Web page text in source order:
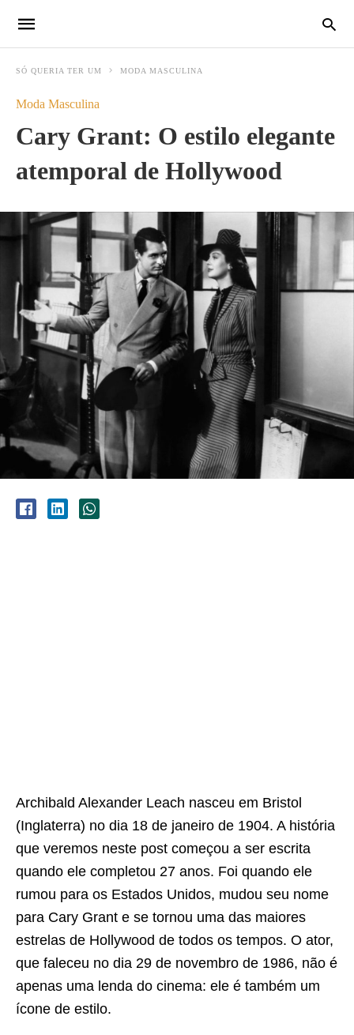
SÓ QUERIA TER UM MODA MASCULINA
Moda Masculina
Cary Grant: O estilo elegante
atemporal de Hollywood
Archibald Alexander Leach nasceu em Bristol
(Inglaterra) no dia 18 de janeiro de 1904. A história
que veremos neste post começou a ser escrita
quando ele completou 27 anos. Foi quando ele
rumou para os Estados Unidos, mudou seu nome
para Cary Grant e se tornou uma das maiores
estrelas de Hollywood de todos os tempos. O ator,
que faleceu no dia 29 de novembro de 1986, não é
apenas uma lenda do cinema: ele é também um
ícone de estilo.